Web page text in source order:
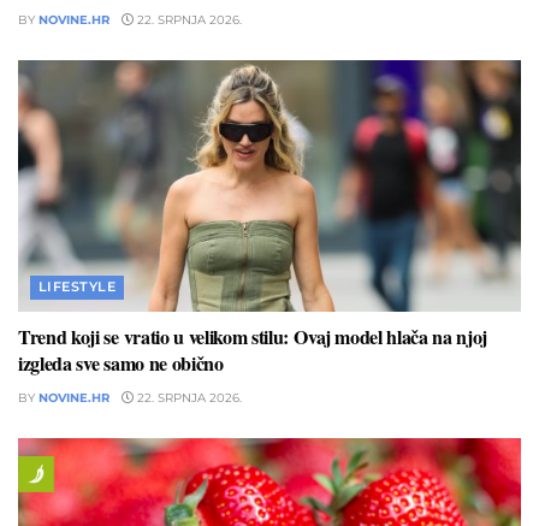
BY NOVINE.HR 22. SRPNJA 2026.
LIFESTYLE
Trend koji se vratio u velikom stilu: Ovaj model hlača na njoj
izgleda sve samo ne obično
BY NOVINE.HR 22. SRPNJA 2026.